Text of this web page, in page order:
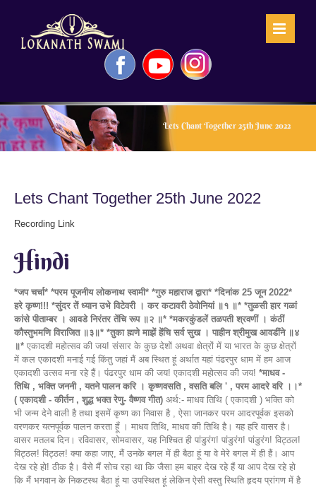
FacebookYouTubeInstagram
Lets Chant Together 25th June 2022
Lets Chant Together 25th June 2022
Recording Link
Hindi
*जप चर्चा* *परम पूजनीय लोकनाथ स्वामी* *गुरु महाराज द्वारा* *दिनांक 25 जून 2022*
हरे कृष्ण!!! *सुंदर तें ध्यान उभे विटेवरी । कर कटावरी ठेवोनियां ॥१ ॥* *तुळसी हार गळां
कांसे पीताम्बर । आवडे निरंतर तेंचि रूप ॥२ ॥* *मकरकुंडलें तळपती श्रवणीं । कंठीं
कौस्तुभमणि विराजित ॥३॥* *तुका ह्मणे माझें हेंचि सर्व सुख । पाहीन श्रीमुख आवडींने ॥४
॥* एकादशी महोत्सव की जय! संसार के कुछ देशों अथवा क्षेत्रों में या भारत के कुछ क्षेत्रों
में कल एकादशी मनाई गई किंतु जहां मैं अब स्थित हूं अर्थात यहां पंढरपुर धाम में हम आज
एकादशी उत्सव मना रहे हैं। पंढरपुर धाम की जय! एकादशी महोत्सव की जय! *माधव -
तिथि , भक्ति जननी , यतने पालन करि । कृष्णवसति , वसति बलि ' , परम आदरे वरि ।।*
( एकादशी - कीर्तन , शुद्ध भक्त रेणु- वैष्णव गीत) अर्थ:- माधव तिथि ( एकादशी ) भक्ति को
भी जन्म देने वाली है तथा इसमें कृष्ण का निवास है , ऐसा जानकर परम आदरपूर्वक इसको
वरणकर यत्नपूर्वक पालन करता हूँ । माधव तिथि, माधव की तिथि है। यह हरि वासर है।
वासर मतलब दिन। रविवासर, सोमवासर, यह निश्चित ही पांडुरंग! पांडुरंग! पांडुरंग! विट्ठल!
विट्ठल! विट्ठल! क्या कहा जाए, मैं उनके बगल में ही बैठा हूं या वे मेरे बगल में ही हैं। आप
देख रहे हो! ठीक है। वैसे मैं सोच रहा था कि जैसा हम बाहर देख रहे हैं या आप देख रहे हो
कि मैं भगवान के निकटस्थ बैठा हूं या उपस्थित हूं लेकिन ऐसी वस्तु स्थिति हृदय प्रांगण में है